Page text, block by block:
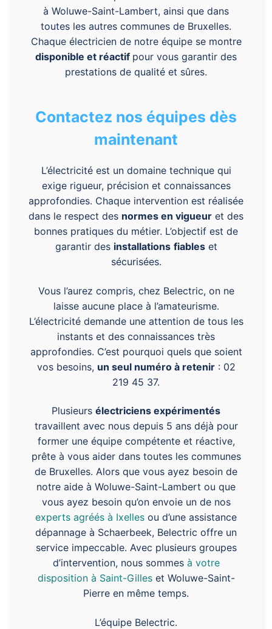
à Woluwe-Saint-Lambert, ainsi que dans
toutes les autres communes de Bruxelles.
Chaque électricien de notre équipe se montre
disponible et réactif pour vous garantir des
prestations de qualité et sûres.
Contactez nos équipes dès
maintenant
L’électricité est un domaine technique qui
exige rigueur, précision et connaissances
approfondies. Chaque intervention est réalisée
dans le respect des normes en vigueur et des
bonnes pratiques du métier. L’objectif est de
garantir des installations fiableset
sécurisées.
Vous l’aurez compris, chez Belectric, on ne
laisse aucune place à l’amateurisme.
L’électricité demande une attention de tous les
instants et des connaissances très
approfondies. C’est pourquoi quels que soient
vos besoins, un seul numéro à retenir: 02
219 45 37.
Plusieurs électriciens expérimentés
travaillent avec nous depuis 5 ans déjà pour
former une équipe compétente et réactive,
prête à vous aider dans toutes les communes
de Bruxelles. Alors que vous ayez besoin de
notre aide à Woluwe-Saint-Lambert ou que
vous ayez besoin qu’on envoie un de nos
experts agréés à Ixelles ou d’une assistance
dépannage à Schaerbeek, Belectric offre un
service impeccable. Avec plusieurs groupes
d’intervention, nous sommes à votre
disposition à Saint-Gilleset Woluwe-Saint-
Pierre en même temps.
L’équipe Belectric.